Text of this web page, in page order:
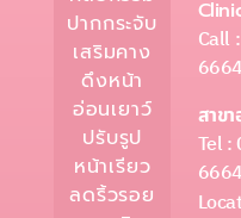
ปากกระจับ
เสริมคาง
ดึงหน้า
อ่อนเยาว์
ปรับรูป
หน้าเรียว
ลดริ้วรอย
Call
6664
สาข
Tel
6664